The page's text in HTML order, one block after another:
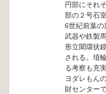
円部にそれ
部の２号石
6世紀前葉の
武器や鉄製
形立聞環状
される。埴
る考察も充
ヨダレもん
財センター